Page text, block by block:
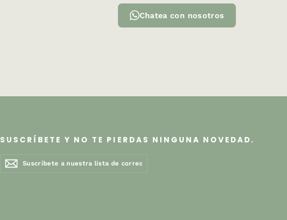
Chatea con nosotros
SUSCRÍBETE Y NO TE PIERDAS NINGUNA NOVEDAD.
Suscríbete
Suscribir
Suscribir